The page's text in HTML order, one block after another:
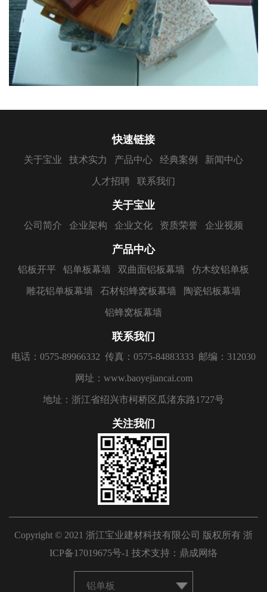
快速链接
关于宝业 技术实力 产品中心 经典案例 新闻中心
人才招聘 联系我们
关于宝业
公司简介 企业架构 企业文化 资质荣誉 企业视频
产品中心
铝板开平 铝单板幕墙 双曲面铝板幕墙 仿木纹铝单板
雕花铝单板幕墙 石材铝蜂窝板幕墙 陶瓷铝板幕墙
铝蜂窝板幕墙
联系我们
电话：0575-89966332 传真：0575-84883333 邮编：312030
网址：www.baoyejiancai.com
地址：浙江省绍兴市柯桥区瓜渚东路1727号
关注我们
Copyright © 2021 浙江宝业建材科技有限公司 版权所有 浙
ICP备17019675号-1 技术支持： 鼎成网络